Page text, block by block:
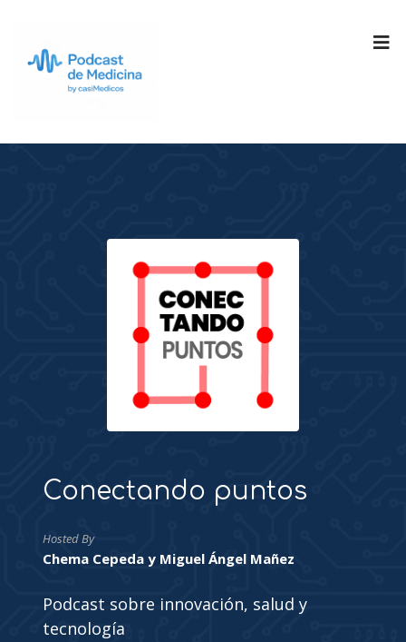
Conectando puntos
Hosted By
Chema Cepeda y Miguel Ángel Mañez
Podcast sobre innovación, salud y
tecnología